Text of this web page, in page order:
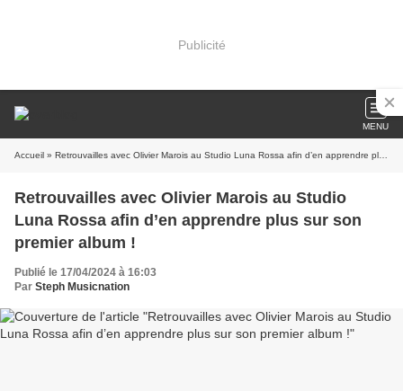
Publicité
MENU
Accueil » Retrouvailles avec Olivier Marois au Studio Luna Rossa afin d’en apprendre plus sur son premier album !
Retrouvailles avec Olivier Marois au Studio
Luna Rossa afin d’en apprendre plus sur son
premier album !
Publié le 17/04/2024 à 16:03
Par Steph Musicnation